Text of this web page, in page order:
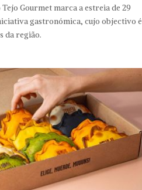
Tejo Gourmet marca a estreia de 29
gastronómica, cujo objectivo é
da região.